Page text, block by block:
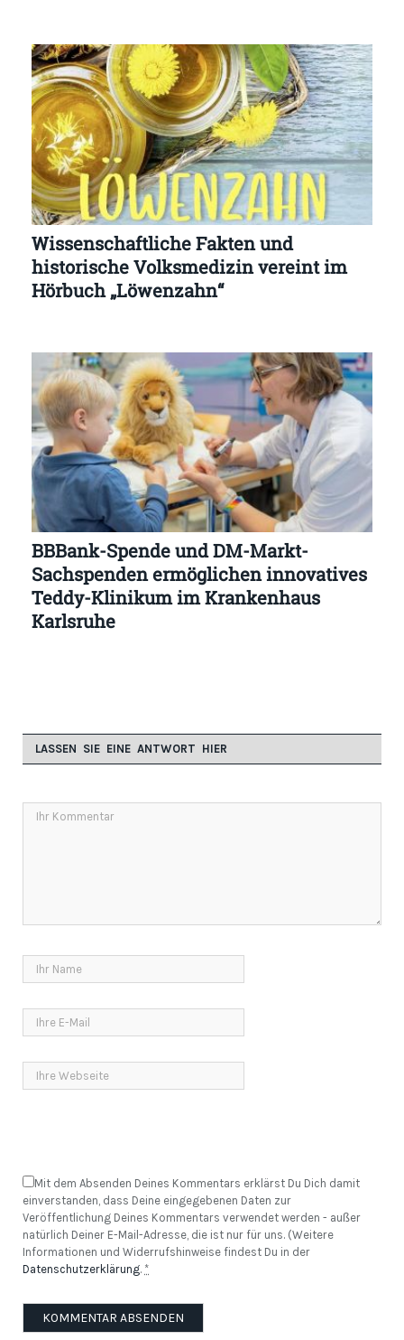
Wissenschaftliche Fakten und
historische Volksmedizin vereint im
Hörbuch „Löwenzahn“
BBBank-Spende und DM-Markt-
Sachspenden ermöglichen innovatives
Teddy-Klinikum im Krankenhaus
Karlsruhe
LASSEN SIE EINE ANTWORT HIER
Mit dem Absenden Deines Kommentars erklärst Du Dich damit
einverstanden, dass Deine eingegebenen Daten zur
Veröffentlichung Deines Kommentars verwendet werden - außer
natürlich Deiner E-Mail-Adresse, die ist nur für uns. (Weitere
Informationen und Widerrufshinweise findest Du in der
Datenschutzerklärung. *